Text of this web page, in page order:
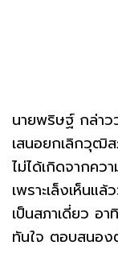
นายพริษฐ์ กล่า
เสนอยกเลิกวุฒิส
ไม่ได้เกิดจากคว
เพราะเล็งเห็นแล้
เป็นสภาเดี่ยว อ
ทันใจ ตอบสนอ